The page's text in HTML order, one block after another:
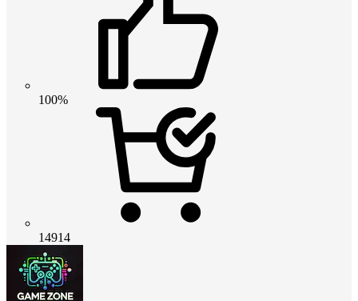
100%
14914